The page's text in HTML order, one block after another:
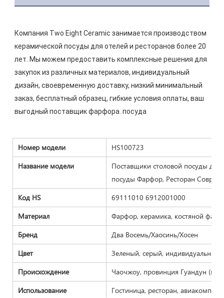
Компания Two Eight Ceramic занимается производством
керамической посуды для отелей и ресторанов более 20
лет. Мы можем предоставить комплексные решения для
закупок из различных материалов, индивидуальный
дизайн, своевременную доставку, низкий минимальный
заказ, бесплатный образец, гибкие условия оплаты, ваш
Номер модели
HS100723
Название модели
Поставщики столовой посуды
посуды Фарфор, Ресторан
Код HS
69111010 6912001000
Материал
Фарфор, керамика, костяной
Бренд
Два Восемь/Хаосинь/Хосен
Цвет
Зеленый, серый, индивидуальная
Происхождение
Чаочжоу, провинция Гуандун
Использование
Гостиница, ресторан,